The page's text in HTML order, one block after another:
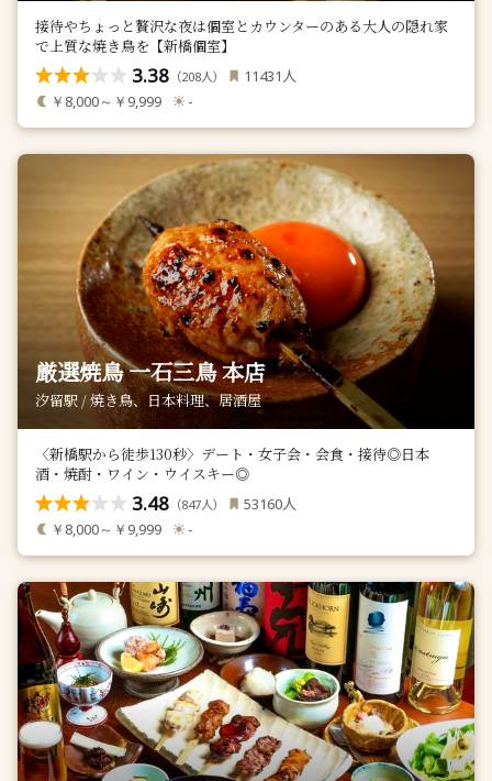
接待やちょっと贅沢な夜は個室とカウンターのある大人の隠れ家
で上質な焼き鳥を【新橋個室】
3.38 （208人） 11431 人
￥8,000～￥9,999 -
厳選焼鳥 一石三鳥 本店
汐留駅 / 焼き鳥、日本料理、居酒屋
〈新橋駅から徒歩130秒〉デート・女子会・会食・接待◎日本
酒・焼酎・ワイン・ウイスキー◎
3.48 （847人） 53160人
￥8,000～￥9,999 -